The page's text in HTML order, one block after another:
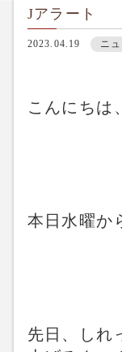
Jアラート
2023.04.19 ニ
こんにちは
本日水曜か
先日、しれ